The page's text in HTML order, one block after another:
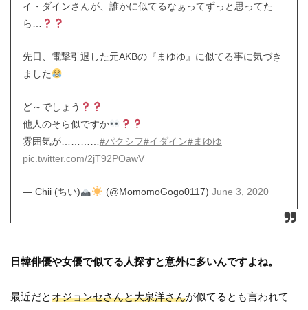
イ・ダインさんが、誰かに似てるなぁってずっと思ってた
ら…
先日、電撃引退した元AKBの『まゆゆ』に似てる事に気づき
ました
ど～でしょう
他人のそら似ですか
雰囲気が…………#パクシフ#イダイン#まゆゆ
pic.twitter.com/2jT92POawV
— Chii (ちい) (@MomomoGogo0117) June 3, 2020
日韓俳優や女優で似てる人探すと意外に多いんですよね。
最近だとオジョンセさんと大泉洋さんが似てるとも言われて